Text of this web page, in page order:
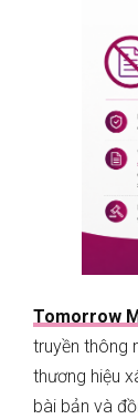
Tomorrow
truyền thông
thương hiệu
bài bản và